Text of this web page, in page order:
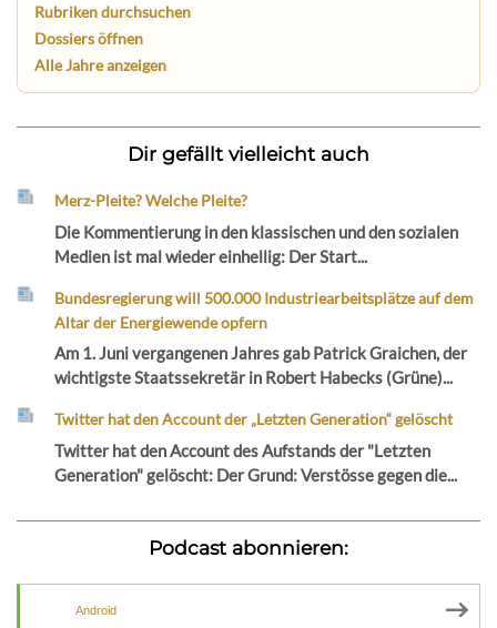
Rubriken durchsuchen
Dossiers öffnen
Alle Jahre anzeigen
Dir gefällt vielleicht auch
Merz-Pleite? Welche Pleite?
Die Kommentierung in den klassischen und den sozialen
Medien ist mal wieder einhellig: Der Start...
Bundesregierung will 500.000 Industriearbeitsplätze auf dem
Altar der Energiewende opfern
Am 1. Juni vergangenen Jahres gab Patrick Graichen, der
wichtigste Staatssekretär in Robert Habecks (Grüne)...
Twitter hat den Account der „Letzten Generation“ gelöscht
Twitter hat den Account des Aufstands der "Letzten
Generation" gelöscht: Der Grund: Verstösse gegen die...
Podcast abonnieren:
Android